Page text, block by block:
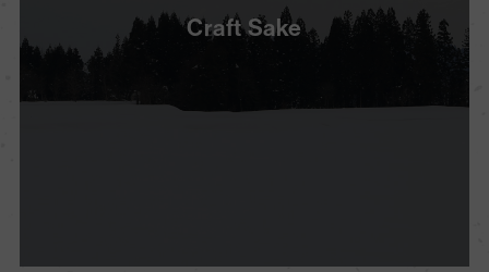
Craft Sake